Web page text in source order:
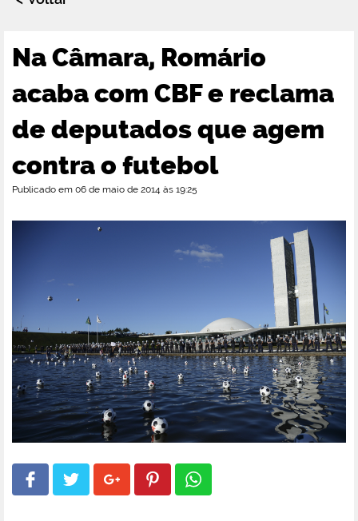
Na Câmara, Romário
acaba com CBF e reclama
de deputados que agem
contra o futebol
Publicado em 06 de maio de 2014 às 19:25